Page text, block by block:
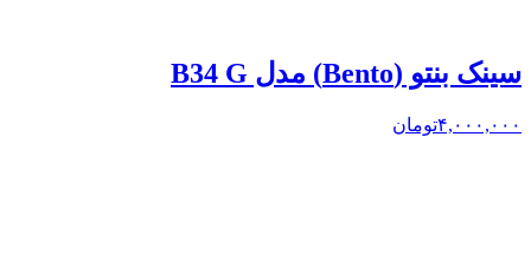
سینک بنتو (Bento) مدل B34 G
۴,۰۰۰,۰۰۰تومان